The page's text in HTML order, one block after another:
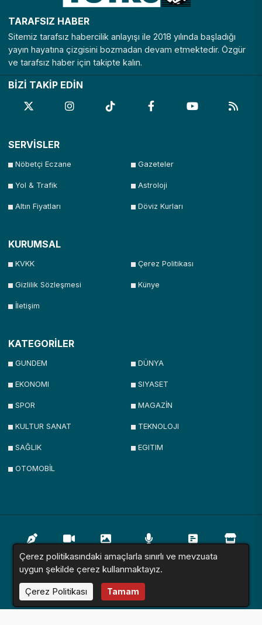
TARAFSIZ HABER
Sitemiz tarafsız habercilik anlayışı ile 2018 yılında başladığı
yayın hayatına çizgisini bozmadan devam etmektedir. Özgür
ve tarafsız haber için takipte kalın.
BİZİ TAKİP EDİN
SERVİSLER
Nöbetçi Eczane Gazeteler
Yol & Trafik Astroloji
Altın Fiyatları Döviz Kurları
KURUMSAL
KVKK Çerez Politikası
Gizlilik Sözleşmesi Künye
İletişim
KATEGORİLER
GUNDEM DÜNYA
EKONOMI SIYASET
SPOR MAGAZİN
KULTUR SANAT TEKNOLOJI
SAĞLIK EGITIM
OTOMOBİL
YazarlarVideolarGalerilerRöportajlarAnketlerFirmalar
İlanlar Resmi İlanlar
Çerez politikasındaki amaçlarla sınırlı ve mevzuata
uygun şekilde çerez kullanmaktayız.
Çerez Politikası
Tamam